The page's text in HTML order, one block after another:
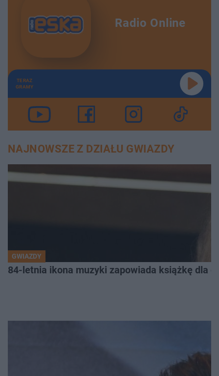
Radio Online
TERAZ
GRAMY
NAJNOWSZE Z DZIAŁU GWIAZDY
GWIAZDY
84-letnia ikona muzyki zapowiada książkę dla